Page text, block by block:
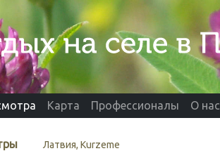
Карта Профессионалы О нас
Латвия, Kurzeme